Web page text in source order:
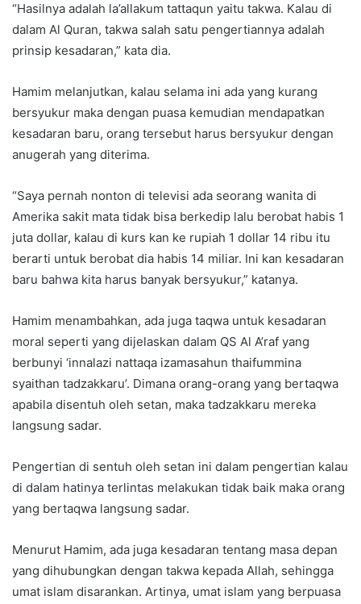
“Hasilnya adalah la’allakum tattaqun yaitu takwa. Kalau di
dalam Al Quran, takwa salah satu pengertiannya adalah
prinsip kesadaran,” kata dia.
Hamim melanjutkan, kalau selama ini ada yang kurang
bersyukur maka dengan puasa kemudian mendapatkan
kesadaran baru, orang tersebut harus bersyukur dengan
anugerah yang diterima.
“Saya pernah nonton di televisi ada seorang wanita di
Amerika sakit mata tidak bisa berkedip lalu berobat habis 1
juta dollar, kalau di kurs kan ke rupiah 1 dollar 14 ribu itu
berarti untuk berobat dia habis 14 miliar. Ini kan kesadaran
baru bahwa kita harus banyak bersyukur,” katanya.
Hamim menambahkan, ada juga taqwa untuk kesadaran
moral seperti yang dijelaskan dalam QS Al A’raf yang
berbunyi ‘innalazi nattaqa izamasahun thaifummina
syaithan tadzakkaru’. Dimana orang-orang yang bertaqwa
apabila disentuh oleh setan, maka tadzakkaru mereka
langsung sadar.
Pengertian di sentuh oleh setan ini dalam pengertian kalau
di dalam hatinya terlintas melakukan tidak baik maka orang
yang bertaqwa langsung sadar.
Menurut Hamim, ada juga kesadaran tentang masa depan
yang dihubungkan dengan takwa kepada Allah, sehingga
umat islam disarankan. Artinya, umat islam yang berpuasa